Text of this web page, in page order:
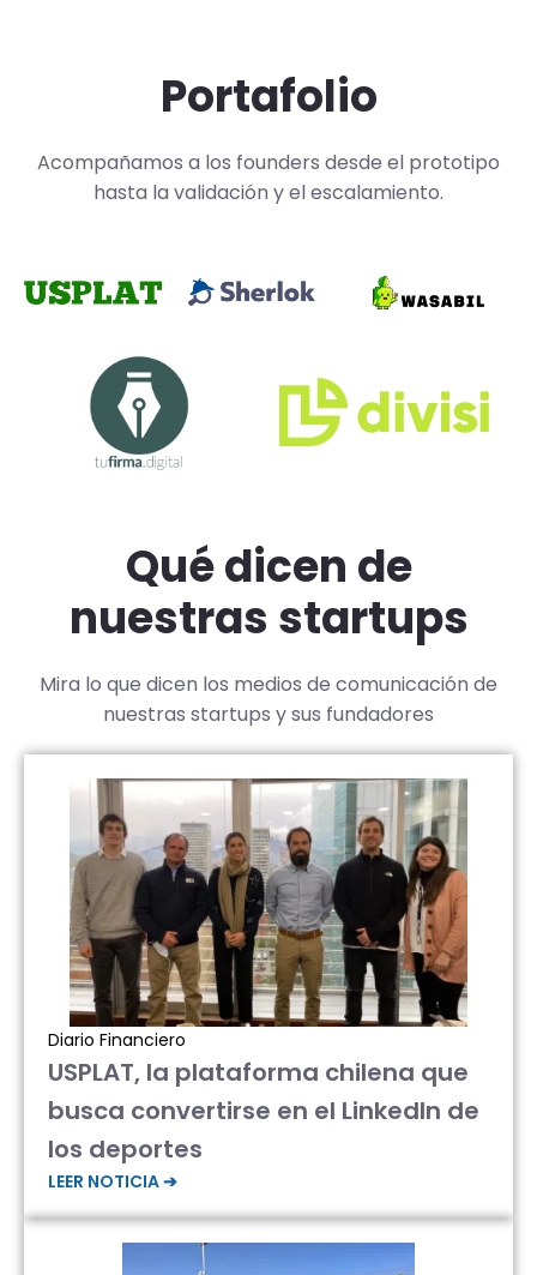
Portafolio
Acompañamos a los founders desde el prototipo
hasta la validación y el escalamiento.
Qué dicen de
nuestras startups
Mira lo que dicen los medios de comunicación de
nuestras startups y sus fundadores
Diario Financiero
USPLAT, la plataforma chilena que
busca convertirse en el LinkedIn de
los deportes
LEER NOTICIA ➔